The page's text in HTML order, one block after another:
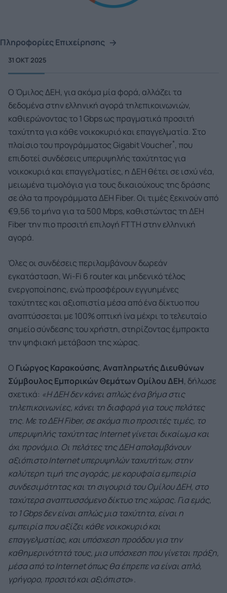
Πληροφορίες Επιχείρησης
31 ΟΚΤ 2025
Ο Όμιλος ΔΕΗ, για ακόμα μία φορά, αλλάζει τα
δεδομένα στην ελληνική αγορά τηλεπικοινωνιών,
καθιερώνοντας το 1 Gbps ως πραγματικά προσιτή
ταχύτητα για κάθε νοικοκυριό και επαγγελματία. Στο
πλαίσιο του προγράμματος Gigabit Voucher*, που
επιδοτεί συνδέσεις υπερυψηλής ταχύτητας για
νοικοκυριά και επαγγελματίες, η ΔΕΗ θέτει σε ισχύ νέα,
μειωμένα τιμολόγια για τους δικαιούχους της δράσης
σε όλα τα προγράμματα ΔΕΗ Fiber. Οι τιμές ξεκινούν από
€9,56 το μήνα για τα 500 Mbps, καθιστώντας τη ΔΕΗ
Fiber την πιο προσιτή επιλογή FTTH στην ελληνική
αγορά.
Όλες οι συνδέσεις περιλαμβάνουν δωρεάν
εγκατάσταση, Wi-Fi 6 router και μηδενικό τέλος
ενεργοποίησης, ενώ προσφέρουν εγγυημένες
ταχύτητες και αξιοπιστία μέσα από ένα δίκτυο που
αναπτύσσεται με 100% οπτική ίνα μέχρι το τελευταίο
σημείο σύνδεσης του χρήστη, στηρίζοντας έμπρακτα
την ψηφιακή μετάβαση της χώρας.
Ο Γιώργος Καρακούσης, Αναπληρωτής Διευθύνων
Σύμβουλος Εμπορικών Θεμάτων Ομίλου ΔΕΗ, δήλωσε
σχετικά: «Η ΔΕΗ δεν κάνει απλώς ένα βήμα στις
τηλεπικοινωνίες, κάνει τη διαφορά για τους πελάτες
της. Με το ΔΕΗ Fiber, σε ακόμα πιο προσιτές τιμές, το
υπερυψηλής ταχύτητας Internet γίνεται δικαίωμα και
όχι προνόμιο. Οι πελάτες της ΔΕΗ απολαμβάνουν
αξιόπιστο Internet υπερυψηλών ταχυτήτων, στην
καλύτερη τιμή της αγοράς, με κορυφαία εμπειρία
συνδεσιμότητας και τη σιγουριά του Ομίλου ΔΕΗ, στο
ταχύτερα αναπτυσσόμενο δίκτυο της χώρας. Για εμάς,
το 1 Gbps δεν είναι απλώς μια ταχύτητα, είναι η
εμπειρία που αξίζει κάθε νοικοκυριό και
επαγγελματίας, και υπόσχεση προόδου για την
καθημερινότητά τους, μια υπόσχεση που γίνεται πράξη,
μέσα από το Internet όπως θα έπρεπε να είναι απλό,
γρήγορο, προσιτό και αξιόπιστο».